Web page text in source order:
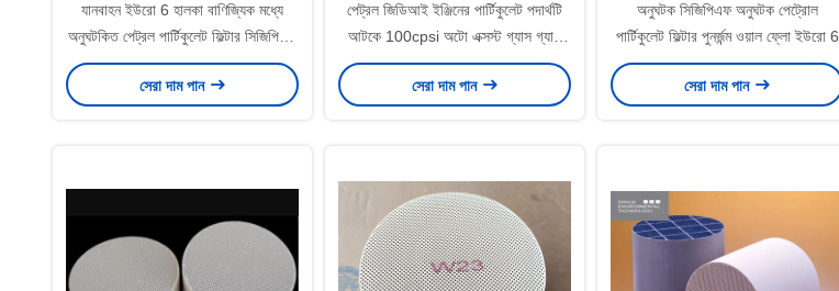
যানবাহন ইউরো 6 হালকা বাণিজ্যিক মধ্যে
অনুঘটকিত পেট্রল পার্টিকুলেট ফিল্টার সিজিপিএফ
অনুঘটক
সেরা দাম পান
পেট্রল জিডিআই ইঞ্জিনের পার্টিকুলেট পদার্থটি
আটকে 100cpsi অটো এক্সস্ট গ্যাস গ্যাস
অনুঘটক পরিশোধক
সেরা দাম পান
অনুঘটক সিজিপিএফ অনুঘটক পেট্রোল
পার্টিকুলেট ফিল্টার পুনর্জন্ম ওয়াল ফ্লো ইউরো 6
সেরা দাম পান